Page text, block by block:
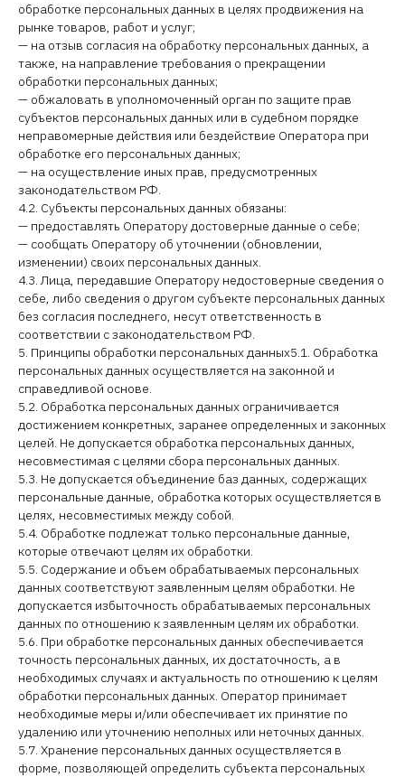
обработке персональных данных в целях продвижения на
рынке товаров, работ и услуг;
— на отзыв согласия на обработку персональных данных, а
также, на направление требования о прекращении
обработки персональных данных;
— обжаловать в уполномоченный орган по защите прав
субъектов персональных данных или в судебном порядке
неправомерные действия или бездействие Оператора при
обработке его персональных данных;
— на осуществление иных прав, предусмотренных
законодательством РФ.
4.2. Субъекты персональных данных обязаны:
— предоставлять Оператору достоверные данные о себе;
— сообщать Оператору об уточнении (обновлении,
изменении) своих персональных данных.
4.3. Лица, передавшие Оператору недостоверные сведения о
себе, либо сведения о другом субъекте персональных данных
без согласия последнего, несут ответственность в
соответствии с законодательством РФ.
5. Принципы обработки персональных данных5.1. Обработка
персональных данных осуществляется на законной и
справедливой основе.
5.2. Обработка персональных данных ограничивается
достижением конкретных, заранее определенных и законных
целей. Не допускается обработка персональных данных,
несовместимая с целями сбора персональных данных.
5.3. Не допускается объединение баз данных, содержащих
персональные данные, обработка которых осуществляется в
целях, несовместимых между собой.
5.4. Обработке подлежат только персональные данные,
которые отвечают целям их обработки.
5.5. Содержание и объем обрабатываемых персональных
данных соответствуют заявленным целям обработки. Не
допускается избыточность обрабатываемых персональных
данных по отношению к заявленным целям их обработки.
5.6. При обработке персональных данных обеспечивается
точность персональных данных, их достаточность, а в
необходимых случаях и актуальность по отношению к целям
обработки персональных данных. Оператор принимает
необходимые меры и/или обеспечивает их принятие по
удалению или уточнению неполных или неточных данных.
5.7. Хранение персональных данных осуществляется в
форме, позволяющей определить субъекта персональных